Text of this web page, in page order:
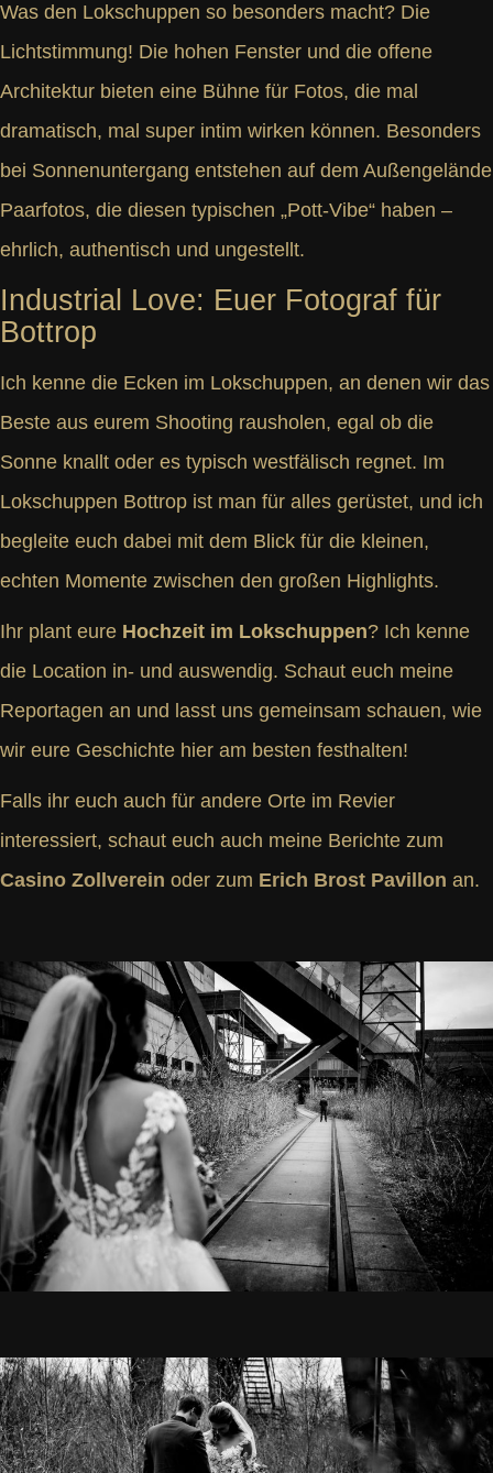
Was den Lokschuppen so besonders macht? Die
Lichtstimmung! Die hohen Fenster und die offene
Architektur bieten eine Bühne für Fotos, die mal
dramatisch, mal super intim wirken können. Besonders
bei Sonnenuntergang entstehen auf dem Außengelände
Paarfotos, die diesen typischen „Pott-Vibe“ haben –
ehrlich, authentisch und ungestellt.
Industrial Love: Euer Fotograf für
Bottrop
Ich kenne die Ecken im Lokschuppen, an denen wir das
Beste aus eurem Shooting rausholen, egal ob die
Sonne knallt oder es typisch westfälisch regnet. Im
Lokschuppen Bottrop ist man für alles gerüstet, und ich
begleite euch dabei mit dem Blick für die kleinen,
echten Momente zwischen den großen Highlights.
Ihr plant eure Hochzeit im Lokschuppen? Ich kenne
die Location in- und auswendig. Schaut euch meine
Reportagen an und lasst uns gemeinsam schauen, wie
wir eure Geschichte hier am besten festhalten!
Falls ihr euch auch für andere Orte im Revier
interessiert, schaut euch auch meine Berichte zum
Casino Zollverein oder zum Erich Brost Pavillon an.